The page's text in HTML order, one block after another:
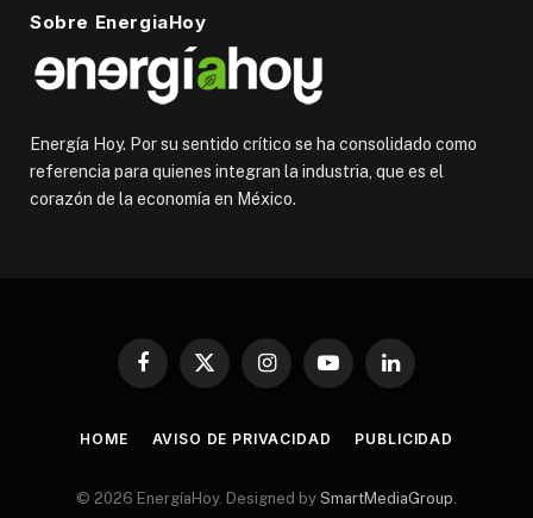
Sobre EnergiaHoy
Energía Hoy. Por su sentido crítico se ha consolidado como
referencia para quienes integran la industria, que es el
corazón de la economía en México.
Facebook
X
InstagramYouTubeLinkedIn
HOME AVISO DE PRIVACIDAD PUBLICIDAD
© 2026 EnergíaHoy. Designed by SmartMediaGroup